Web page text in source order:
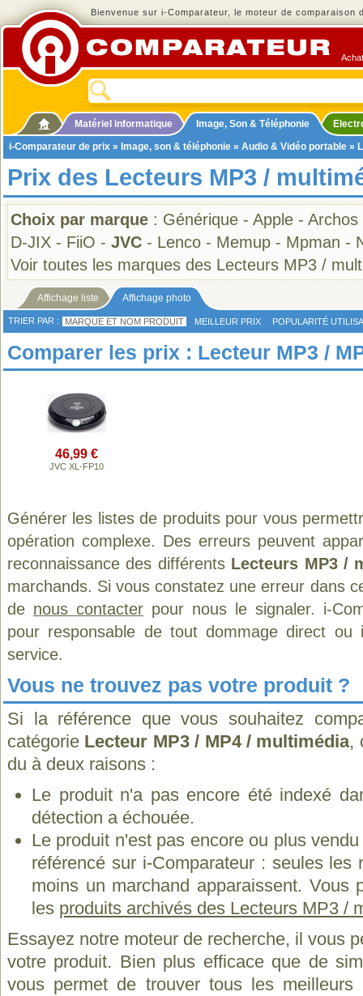
Bienvenue sur i-Comparateur, le moteur de comparaison
Matériel informatique Image, Son & Téléphonie
i-Comparateur de prix » Image, son & téléphonie » Audio & Vidéo portable »
Prix des Lecteurs MP3 /
Choix par marque : Générique - Apple - Archos
D-JIX - FiiO - JVC - Lenco - Memup - Mpman -
Voir toutes les marques des Lecteurs MP3 /
Affichage liste Affichage photo
TRIER PAR : MARQUE ET NOM PRODUIT MEILLEUR PRIX POPULARITÉ
Comparer les prix : Lecteur MP3 /
46,99 €
JVC XL-FP10
Générer les listes de produits pour vous
opération complexe. Des erreurs peuvent
reconnaissance des différents Lecteurs MP3 /
marchands. Si vous constatez une erreur dans
de nous contacter pour nous le signaler. i-
pour responsable de tout dommage direct
service.
Vous ne trouvez pas votre produit ?
Si la référence que vous souhaitez
catégorie Lecteur MP3 / MP4 / multimédia,
du à deux raisons :
Le produit n'a pas encore été indexé
détection a échouée.
Le produit n'est pas encore ou plus
référencé sur i-Comparateur : seules les
moins un marchand apparaissent. Vous
les produits archivés des Lecteurs MP3 /
Essayez notre moteur de recherche, il vous
votre produit. Bien plus efficace que de
vous permet de trouver tous les